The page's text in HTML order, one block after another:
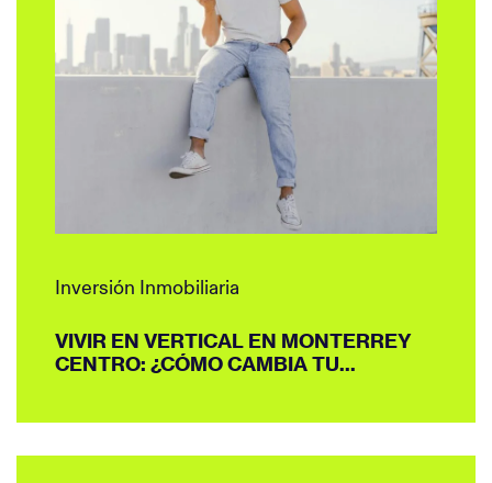
Inversión Inmobiliaria
VIVIR EN VERTICAL EN MONTERREY
CENTRO: ¿CÓMO CAMBIA TU...